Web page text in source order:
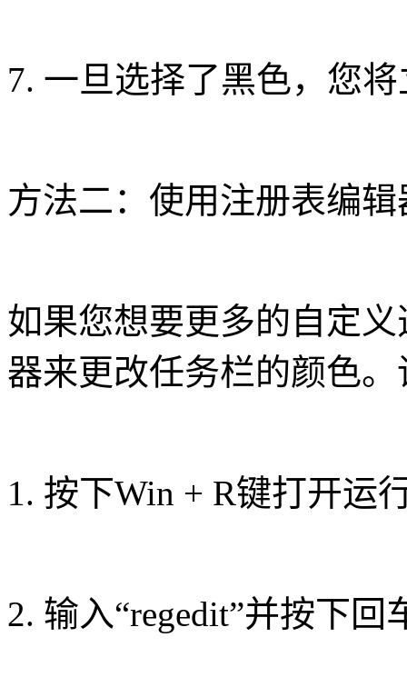
7. 一旦选择了黑色，您
方法二：使用注册表编辑
如果您想要更多的自定
器来更改任务栏的颜色
1. 按下Win + R键打开运
2. 输入“regedit”并按下